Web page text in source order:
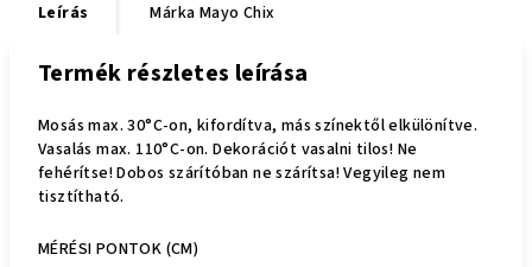
Leírás Márka Mayo Chix
Termék részletes leírása
Mosás max. 30°C-on, kifordítva, más színektől elkülönítve.
Vasalás max. 110°C-on. Dekorációt vasalni tilos! Ne
fehérítse! Dobos szárítóban ne szárítsa! Vegyileg nem
tisztítható.
MÉRÉSI PONTOK (CM)